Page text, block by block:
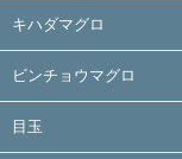
キハダマグロ
ビンチョウマグロ
目玉